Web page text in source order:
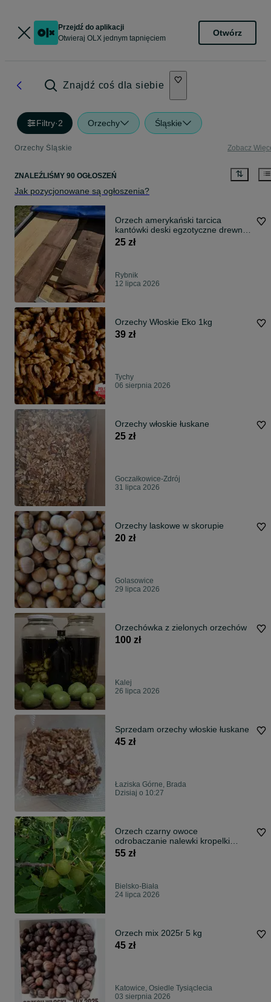
Przejdź do aplikacji
Otwieraj OLX jednym tapnięciem
Otwórz
Znajdź coś dla siebie
Filtry·2 Orzechy Śląskie
Orzechy Śląskie Zobacz
ZNALEŹLIŚMY 90 OGŁOSZEŃ
Jak pozycjonowane są ogłoszenia?
Orzech amerykański tarcica
kantówki deski egzotyczne drewno
dąb Iroko
25 zł
Rybnik
12 lipca 2026
Orzechy Włoskie Eko 1kg
39 zł
Tychy
06 sierpnia 2026
Orzechy włoskie łuskane
25 zł
Goczałkowice-Zdrój
31 lipca 2026
Orzechy laskowe w skorupie
20 zł
Golasowice
29 lipca 2026
Orzechówka z zielonych orzechów
100 zł
Kalej
26 lipca 2026
Sprzedam orzechy włoskie łuskane
45 zł
Łaziska Górne, Brada
Dzisiaj o 10:27
Orzech czarny owoce
odrobaczanie nalewki kropelki
syropy sadzonki
55 zł
Bielsko-Biała
24 lipca 2026
Orzech mix 2025r 5 kg
45 zł
Katowice, Osiedle Tysiąclecia
03 sierpnia 2026